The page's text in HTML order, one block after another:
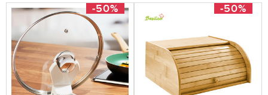
Pratique
***** / ***Équipe du service Vitrine Magique: Merci
beaucoup pour votre évaluation ! Nous vous
souhaitons beaucoup de plaisir avec ce produit.
***
-50% -50%